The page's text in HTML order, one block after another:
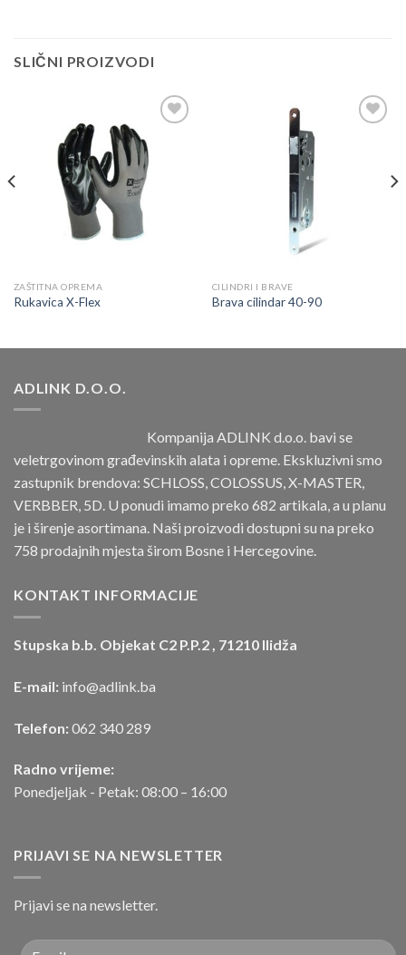
SLIČNI PROIZVODI
ZAŠTITNA OPREMA
Rukavica X-Flex
CILINDRI I BRAVE
Brava cilindar 40-90
ADLINK D.O.O.
Kompanija ADLINK d.o.o. bavi se
veletrgovinom građevinskih alata i opreme. Ekskluzivni smo
zastupnik brendova: SCHLOSS, COLOSSUS, X-MASTER,
VERBBER, 5D. U ponudi imamo preko 682 artikala, a u planu
je i širenje asortimana. Naši proizvodi dostupni su na preko
758 prodajnih mjesta širom Bosne i Hercegovine.
KONTAKT INFORMACIJE
Stupska b.b. Objekat C2 P.P.2 , 71210 Ilidža
E-mail: info@adlink.ba
Telefon: 062 340 289
Radno vrijeme:
Ponedjeljak - Petak: 08:00 – 16:00
PRIJAVI SE NA NEWSLETTER
Prijavi se na newsletter.